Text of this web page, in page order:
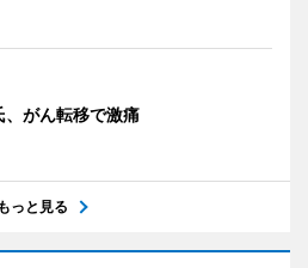
、がん転移で激痛
もっと見る